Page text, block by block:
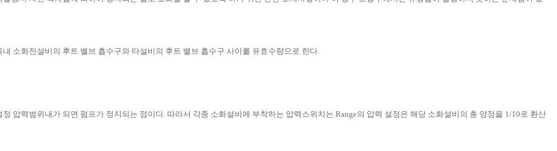
소화전설비의 후트 밸브 흡수구와 타설비의 후트 밸브 흡수구 사이를 유효수량으로 한다.
압력범위내가 되면 펌프가 정지되는 점이다. 따라서 각종 소화설비에 부착하는 압력스위치는 Range의 압력 설정은 해당 소화설비의 총 양정을 1/10로 환산